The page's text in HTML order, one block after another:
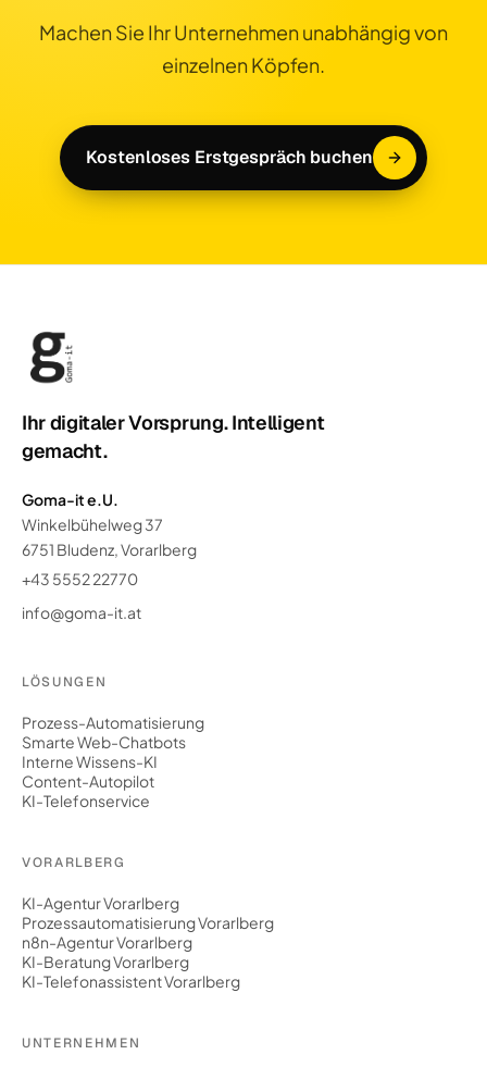
Machen Sie Ihr Unternehmen unabhängig von
einzelnen Köpfen.
Kostenloses Erstgespräch buchen
Ihr digitaler Vorsprung. Intelligent
gemacht.
Goma-it e.U.
Winkelbühelweg 37
6751 Bludenz, Vorarlberg
+43 5552 22770
info@goma-it.at
LÖSUNGEN
Prozess-Automatisierung
Smarte Web-Chatbots
Interne Wissens-KI
Content-Autopilot
KI-Telefonservice
VORARLBERG
KI-Agentur Vorarlberg
Prozessautomatisierung Vorarlberg
n8n-Agentur Vorarlberg
KI-Beratung Vorarlberg
KI-Telefonassistent Vorarlberg
UNTERNEHMEN